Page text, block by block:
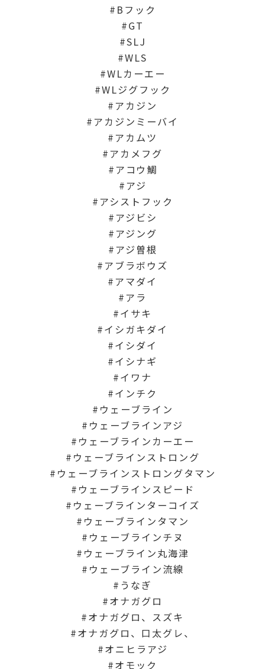
Bフック
GT
SLJ
WLS
WLカーエー
WLジグフック
アカジン
アカジンミーバイ
アカムツ
アカメフグ
アコウ鯛
アジ
アシストフック
アジビシ
アジング
アジ曽根
アブラボウズ
アマダイ
アラ
イサキ
イシガキダイ
イシダイ
イシナギ
イワナ
インチク
ウェーブライン
ウェーブラインアジ
ウェーブラインカーエー
ウェーブラインストロング
ウェーブラインストロングタマン
ウェーブラインスピード
ウェーブラインターコイズ
ウェーブラインタマン
ウェーブラインチヌ
ウェーブライン丸海津
ウェーブライン流線
うなぎ
オナガグロ
オナガグロ、スズキ
オナガグロ、口太グレ、
オニヒラアジ
オモック